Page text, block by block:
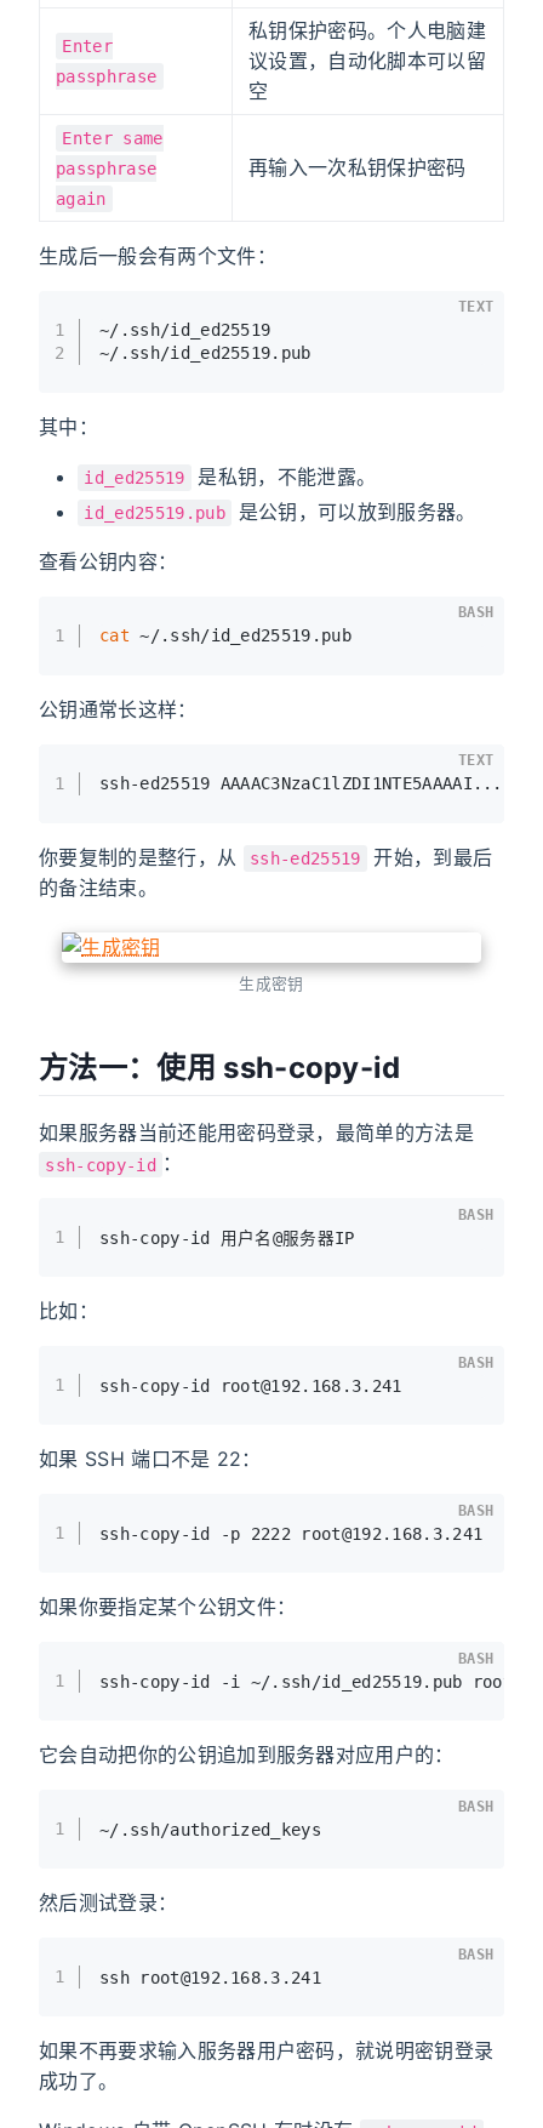
Enter
passphrase
私钥保护密码。个人电脑建
议设置，自动化脚本可以留
空
Enter same
passphrase
again
再输入一次私钥保护密码
生成后一般会有两个文件：
1
2
~/.ssh/id_ed25519
~/.ssh/id_ed25519.pub
TEXT
其中：
id_ed25519 是私钥，不能泄露。
id_ed25519.pub 是公钥，可以放到服务器。
查看公钥内容：
1 cat ~/.ssh/id_ed25519.pub
BASH
公钥通常长这样：
1 ssh-ed25519 AAAAC3NzaC1lZDI1NTE5AAAAI...
TEXT
你要复制的是整行，从 ssh-ed25519
开始，到最后
的备注结束。
生成密钥
方法一：使用 ssh-copy-id
如果服务器当前还能用密码登录，最简单的方法是
ssh-copy-id ：
1 ssh-copy-id 用户名@服务器IP
BASH
比如：
1 ssh-copy-id root@192.168.3.241
BASH
如果 SSH 端口不是 22：
1 ssh-copy-id -p 2222 root@192.168.3.241
BASH
如果你要指定某个公钥文件：
1 ssh-copy-id -i ~/.ssh/id_ed25519.pub
BASH
它会自动把你的公钥追加到服务器对应用户的：
1 ~/.ssh/authorized_keys
BASH
然后测试登录：
1 ssh root@192.168.3.241
BASH
如果不再要求输入服务器用户密码，就说明密钥登录
成功了。